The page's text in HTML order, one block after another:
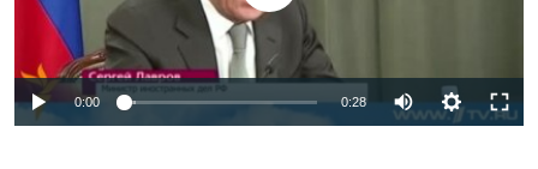
ПОБЕДИТЕЛЕЙ НЕ СУДЯТ?
КРЫМ.НЕПОКОРЕННЫЙ
ELIFBE
ПРИСОЕДИНЯЙТЕСЬ!
0:00 0:28